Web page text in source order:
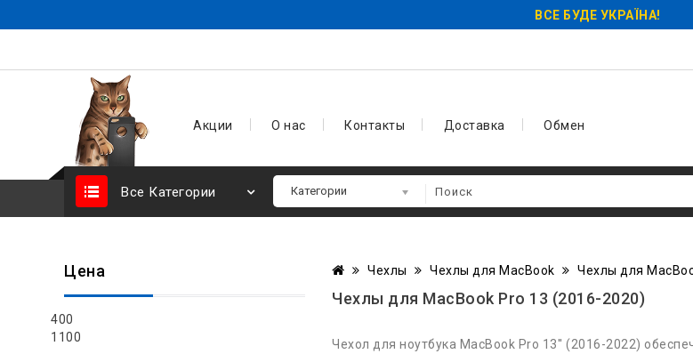
ВСЕ БУДЕ УКРАЇНА!
Акции О нас Контакты Доставка Обмен
Все Категории
Цена
400
1100
Чехлы Чехлы для MacBook Чехлы для
Чехлы для MacBook Pro 13 (2016-2020)
Чехол для ноутбука MacBook Pro 13'' (2016-2022)